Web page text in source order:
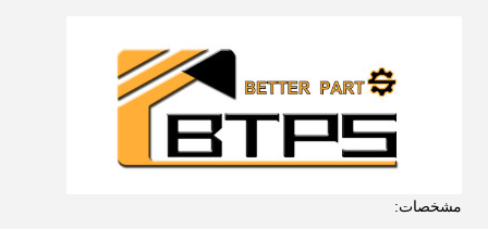
مشخصات: